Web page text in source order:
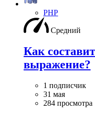
PHP
Средний
Как
выражение?
1 подписчик
31 мая
284 просмотра